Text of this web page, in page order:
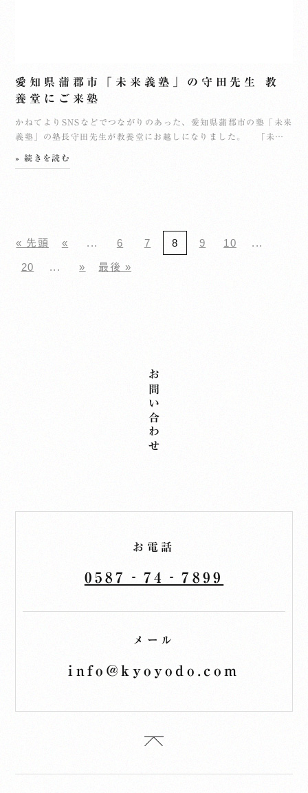
愛知県蒲郡市「未来義塾」の守田先生 教
養堂にご来塾
かねてよりSNSなどでつながりのあった、愛知県蒲郡市の塾「未来
義塾」の塾長守田先生が教養堂にお越しになりました。 「未…
» 続きを読む
« 先頭 « ... 6 7 8 9 10 ...
20 ... » 最後 »
お問い合わせ
お電話
0587‐74‐7899
メール
info@kyoyodo.com